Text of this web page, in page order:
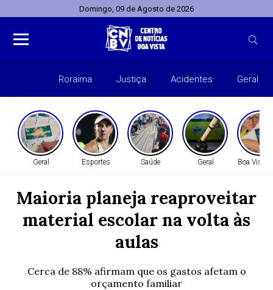
Domingo, 09 de Agosto de 2026
Roraima Justiça Acidentes Geral
Geral Esportes Saúde Geral Boa Vista -
Maioria planeja reaproveitar
material escolar na volta às
aulas
Cerca de 88% afirmam que os gastos afetam o
orçamento familiar